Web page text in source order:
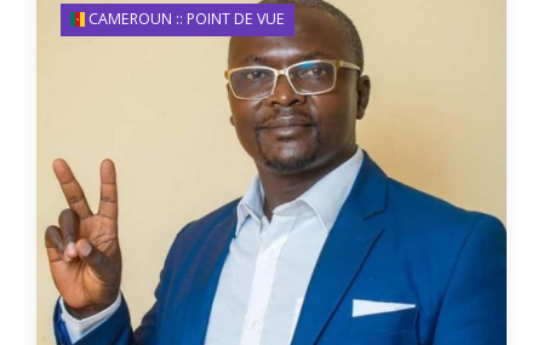
CAMEROUN :: POINT DE VUE